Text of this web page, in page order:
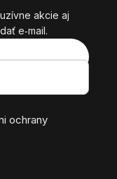
akcie aj
e‑mail.
ochrany